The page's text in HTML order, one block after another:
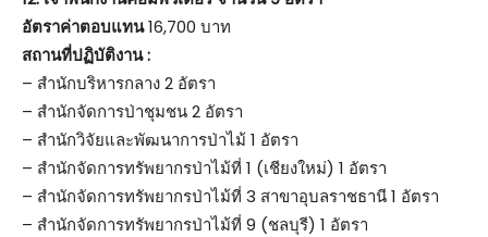
อัตราค่าตอบแทน16,700 บาท
สถานที่ปฏิบัติงาน :
– สำนักบริหารกลาง 2 อัตรา
– สำนักจัดการป่าชุมชน 2 อัตรา
– สำนักวิจัยและพัฒนาการป่าไม้ 1 อัตรา
– สำนักจัดการทรัพยากรป่าไม้ที่ 1 (เชียงใหม่) 1 อัตรา
– สำนักจัดการทรัพยากรป่าไม้ที่ 3 สาขาอุบลราชธานี 1 อัตรา
– สำนักจัดการทรัพยากรป่าไม้ที่ 9 (ชลบุรี) 1 อัตรา